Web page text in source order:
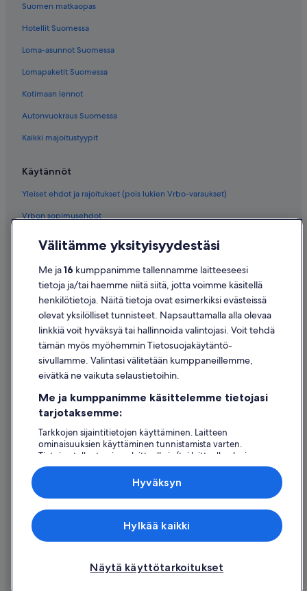
Suomen matkaopas
Hotellit Suomessa
Loma-asunnot Suomessa
Lomapaketit Suomessa
Kotimaan lennot
Autonvuokraus Suomessa
Kaikki majoitustyypit
Käytännöt
Yleiset ehdot ja rajoitukset (pois lukien Vrbo-varaukset)
Vrbon sopimusehdot
Evästeet
Käyttöehdot
Oikeudelliset tiedot / ota meihin yhteyttä
Sisältövaatimukset ja ilmoituksen tekeminen sisällöstä
Tuki
Ota yhteyttä
Hyvityksen hakeminen ja aikarajat
Varaa lento lentoyhtiön hyvityskupongeilla
Kansainväliset matka-asiakirjat
© 2026 Expedia, Inc., Expedia Groupin yritys. Kaikki oikeudet
pidätetään. Expedia ja Expedia-logo ovat Expedia, Inc.:n tavaramerkkejä
Välitämme yksityisyydestäsi
Me ja16 kumppanimme tallennamme laitteeseesi
tietoja ja/tai haemme niitä siitä, jotta voimme käsitellä
henkilötietoja. Näitä tietoja ovat esimerkiksi evästeissä
olevat yksilölliset tunnisteet. Napsauttamalla alla olevaa
linkkiä voit hyväksyä tai hallinnoida valintojasi. Voit tehdä
tämän myös myöhemmin Tietosuojakäytäntö-
sivullamme. Valintasi välitetään kumppaneillemme,
eivätkä ne vaikuta selaustietoihin.
Me ja kumppanimme käsittelemme tietojasi
tarjotaksemme:
Tarkkojen sijaintitietojen käyttäminen. Laitteen
ominaisuuksien käyttäminen tunnistamista varten.
Tietojen tallentaminen laitteelle ja/tai laitteella olevien
tietojen käyttö. Kohdennettu mainonta ja personoitu
sisältö, mainonnan ja sisällön mittaus, yleisötutkimus ja
Näytä käyttötarkoitukset
Hylkää kaikki
Hyväksyn